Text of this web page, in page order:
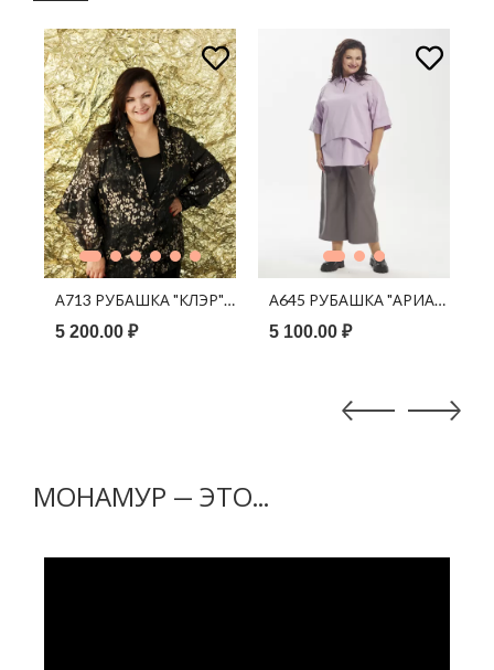
ШИФОН ЧЕРНЫЙ ПРИНТ ЗОЛОТАЯ ЛОМАННАЯ КЛЕТКА
В КОРЗИНУ
А713 РУБАШКА "КЛЭР" ШИФОН ЧЕРНЫЙ ПРИНТ
5 200.00 ₽
В КОРЗИНУ
А645 РУБАШКА "АРИАНА"
5 100.00 ₽
МОНАМУР — ЭТО...